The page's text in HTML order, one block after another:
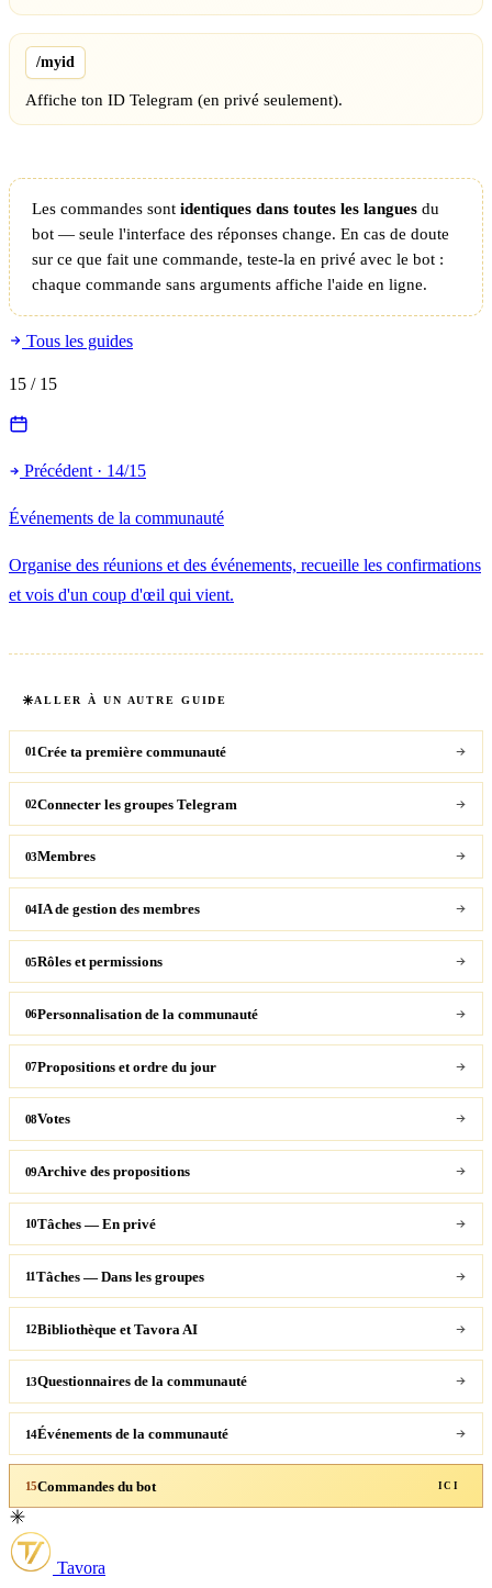
/myid
Affiche ton ID Telegram (en privé seulement).
Les commandes sont identiques dans toutes les langues du
bot — seule l'interface des réponses change. En cas de doute
sur ce que fait une commande, teste-la en privé avec le bot :
chaque commande sans arguments affiche l'aide en ligne.
Tous les guides
15 / 15
Précédent · 14/15
Événements de la communauté
Organise des réunions et des événements, recueille les confirmations
et vois d'un coup d'œil qui vient.
ALLER À UN AUTRE GUIDE
01Crée ta première communauté
02Connecter les groupes Telegram
03Membres
04IA de gestion des membres
05Rôles et permissions
06Personnalisation de la communauté
07Propositions et ordre du jour
08Votes
09Archive des propositions
10Tâches — En privé
11Tâches — Dans les groupes
12Bibliothèque et Tavora AI
13Questionnaires de la communauté
14Événements de la communauté
15Commandes du bot ICI
Tavora